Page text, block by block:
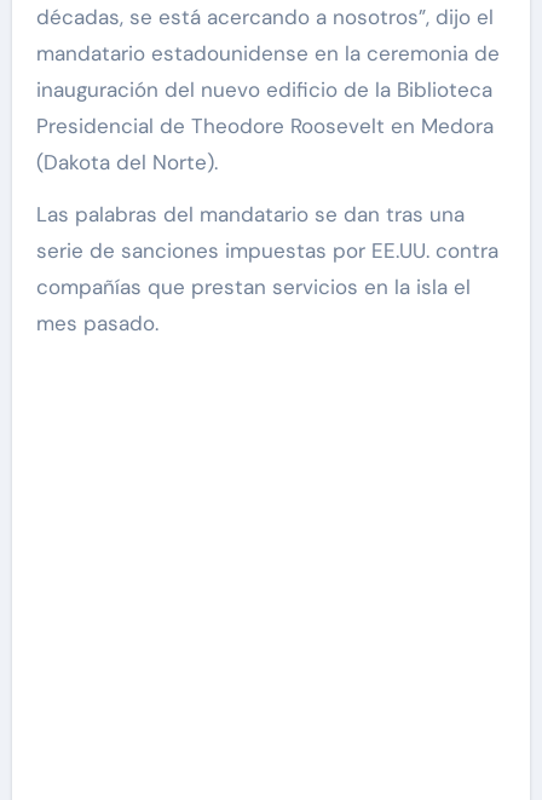
décadas, se está acercando a nosotros”, dijo el
mandatario estadounidense en la ceremonia de
inauguración del nuevo edificio de la Biblioteca
Presidencial de Theodore Roosevelt en Medora
(Dakota del Norte).
Las palabras del mandatario se dan tras una
serie de sanciones impuestas por EE.UU. contra
compañías que prestan servicios en la isla el
mes pasado.